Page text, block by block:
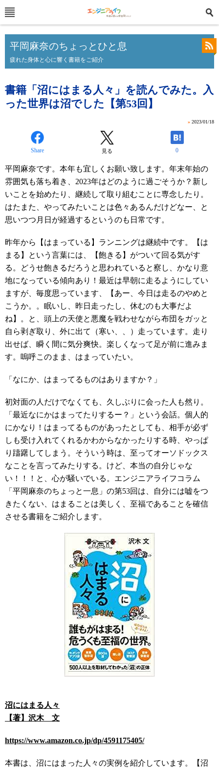
平岡麻奈のちょっとひと息
疲れた身体と心に響く書籍をご紹介
書籍「沼にはまる人々」を読んでみた。入
った世界は沼でした【第53回】
» 2023/01/18
Share 見る 0
平岡麻奈です。本年も宜しくお願い致します。年末年始の
雰囲気も落ち着き、2023年はどのように過ごそうか？新し
いことを始めたり、継続して取り組むことに専念したり。
はたまた、やってみたいことは色々あるんだけどなー、と
思いつつ月日が経過するというのも日常です。
昨年から【はまっている】ランニングは継続中です。【は
まる】という言葉には、【飽きる】がついて回る気がす
る。どうせ飽きるだろうと思われていると察し、かなり意
地になっている傾向あり！最近は早朝に走るようにしてい
ますが、毎度思っています、【あー、今日は走るのやめと
こうか。。眠いし、昨日走ったし、休むのも大事だよ
ね】。と、頭上の天使と悪魔を戦わせながら布団をガッと
自ら剥ぎ取り、外に出て（寒い、、）走っています。走り
出せば、瞬く間に気分爽快。楽しくなって足が前に進みま
す。嗚呼このまま、はまっていたい。
「なにか、はまってるものはありますか？」
初対面の人だけでなくても、久しぶりに会った人も然り。
「最近なにかはまってたりするー？」という会話。個人的
にかなり！はまってるものがあったとしても、相手が必ず
しも受け入れてくれるかわからなかったりする時、やっぱ
り躊躇してしまう。そういう時は、至ってオーソドックス
なことを言ってみたりする。けど、本当の自分じゃな
い！！！と、心が騒いでいる。 エンジニアライフコラム
「平岡麻奈のちょっと一息」の第53回は、自分には嘘をつ
きたくない、はまることは美しく、至福であることを確信
させる書籍をご紹介します。
沼にはまる人々
【著】沢木 文
https://www.amazon.co.jp/dp/4591175405/
本書は、沼にはまった人々の実例を紹介しています。【沼